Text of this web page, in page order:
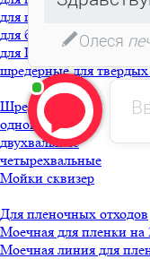
для пленки
для бумаги
для ПВХ
шредерные для твердых
Шредеры
одновальные
двухвальные
четырехвальные
Мойки сквизер
Для пленочных отходов
Моечная для пленки на
Моечная линия для